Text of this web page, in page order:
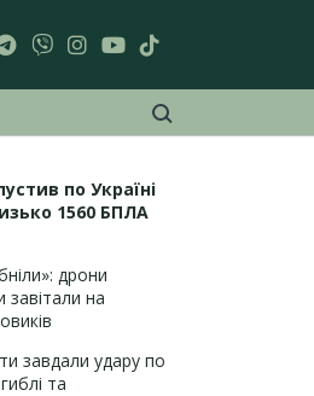
по Україні
1560 БПЛА
дрони
завітали на
завдали удару по
та